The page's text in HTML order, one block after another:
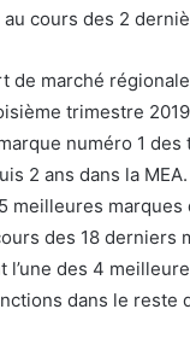
cours des 2
de marché régionale
trimestre
numéro 1 des
2 ans dans la
meilleures
des 18 derniers
l’une des 4
dans le reste